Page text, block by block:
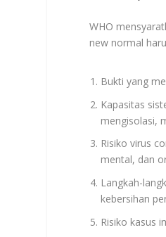
WHO
new normal
Bukti yang
Kapasitas
mengisolasi,
Risiko virus
mental, dan
Langkah-
kebersihan
Risiko kasus